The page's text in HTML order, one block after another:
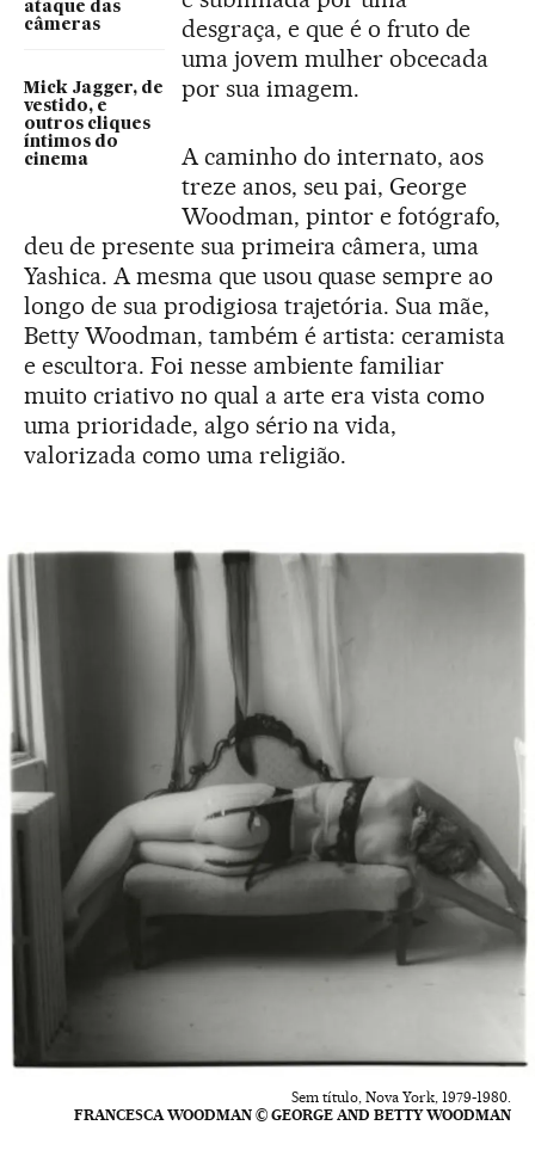
ataque das
câmeras
Mick Jagger, de
vestido, e
outros cliques
íntimos do
cinema
desgraça, e que é o fruto de
uma jovem mulher obcecada
por sua imagem.
A caminho do internato, aos
treze anos, seu pai, George
Woodman, pintor e fotógrafo,
deu de presente sua primeira câmera, uma
Yashica. A mesma que usou quase sempre ao
longo de sua prodigiosa trajetória. Sua mãe,
Betty Woodman, também é artista: ceramista
e escultora. Foi nesse ambiente familiar
muito criativo no qual a arte era vista como
uma prioridade, algo sério na vida,
valorizada como uma religião.
Sem título, Nova York, 1979-1980.
FRANCESCA WOODMAN © GEORGE AND BETTY WOODMAN